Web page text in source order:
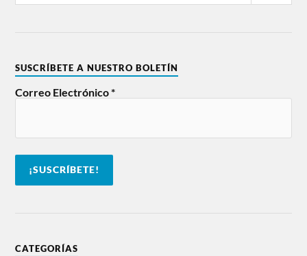
SUSCRÍBETE A NUESTRO BOLETÍN
Correo Electrónico*
CATEGORÍAS